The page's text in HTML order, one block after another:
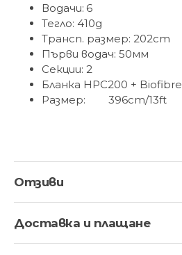
Водачи: 6
Тегло: 410g
Трансп. размер: 202cm
Първи водач: 50мм
Секции: 2
Бланка HPC200 + Biofibre
Размер:
396cm/13ft
Отзиви
Доставка и плащане